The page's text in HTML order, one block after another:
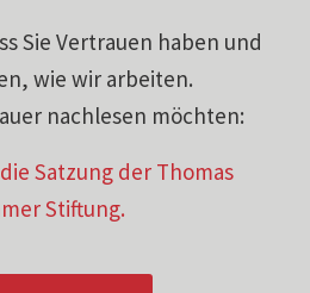
Sie Vertrauen haben und
wie wir arbeiten.
nachlesen möchten:
Satzung der Thomas
Stiftung.